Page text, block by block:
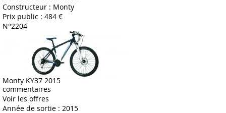
Constructeur : Monty
Prix public : 484 €
N°2204
Monty KY37 2015
commentaires
Voir les offres
Année de sortie : 2015